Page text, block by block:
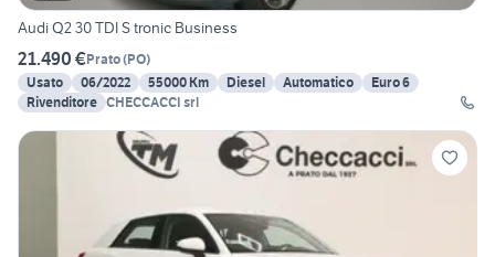
Audi Q2 30 TDI S tronic Business
21.490 €Prato(PO)
Usato
06/2022 55000 Km Diesel Automatico
Euro 6
Rivenditore CHECCACCI srl